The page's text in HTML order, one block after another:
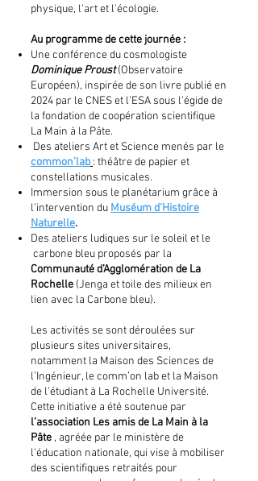
physique, l'art et l'écologie.
Au programme de cette journée :
Une conférence du cosmologiste
Dominique Proust(Observatoire
Européen), inspirée de son livre publié en
2024 par le CNES et l’ESA sous l'égide de
la fondation de coopération scientifique
La Main à la Pâte.
Des ateliers Art et Science menés par le
common’lab : théâtre de papier et
constellations musicales.
Immersion sous le planétarium grâce à
l’intervention du Muséum d’Histoire
Naturelle.
Des ateliers ludiques sur le soleil et le
carbone bleu proposés par la
Communauté d’Agglomération de La
Rochelle (Jenga et toile des milieux en
lien avec la Carbone bleu).
Les activités se sont déroulées sur
plusieurs sites universitaires,
notamment la Maison des Sciences de
l’Ingénieur, le comm’on lab et la Maison
de l’étudiant à La Rochelle Université.
Cette initiative a été soutenue par
l’association Les amis de La Main à la
Pâte , agréée par le ministère de
l'éducation nationale, qui vise à mobiliser
des scientifiques retraités pour